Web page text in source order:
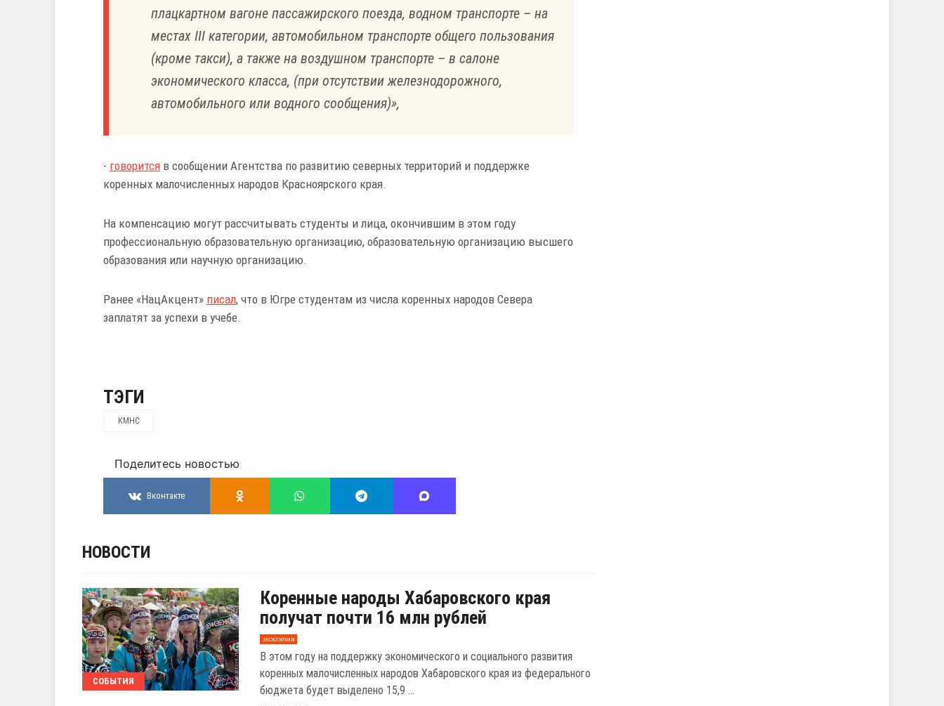
плацкартном вагоне пассажирского поезда, водном транспорте – на
местах III категории, автомобильном транспорте общего пользования
(кроме такси), а также на воздушном транспорте – в салоне
экономического класса, (при отсутствии железнодорожного,
автомобильного или водного сообщения)»,
- говорится в сообщении Агентства по развитию северных территорий и поддержке
коренных малочисленных народов Красноярского края.
На компенсацию могут рассчитывать студенты и лица, окончившим в этом году
профессиональную образовательную организацию, образовательную организацию высшего
образования или научную организацию.
Ранее «НацАкцент» писал, что в Югре студентам из числа коренных народов Севера
заплатят за успехи в учебе.
ТЭГИ
КМНС
Поделитесь новостью
Вконтакте
НОВОСТИ
СОБЫТИЯ
Коренные народы Хабаровского края
получат почти 16 млн рублей
эксклюзив
В этом году на поддержку экономического и социального развития
коренных малочисленных народов Хабаровского края из федерального
бюджета будет выделено 15,9 ...